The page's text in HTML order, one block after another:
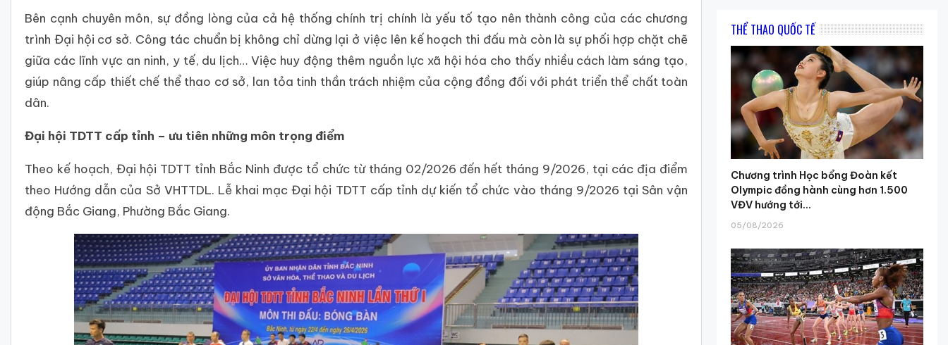
Bên cạnh chuyên môn, sự đồng lòng của cả hệ thống chính trị chính là yếu tố tạo nên thành công của các chương
trình Đại hội cơ sở. Công tác chuẩn bị không chỉ dừng lại ở việc lên kế hoạch thi đấu mà còn là sự phối hợp chặt chẽ
giữa các lĩnh vực an ninh, y tế, du lịch… Việc huy động thêm nguồn lực xã hội hóa cho thấy nhiều cách làm sáng tạo,
giúp nâng cấp thiết chế thể thao cơ sở, lan tỏa tinh thần trách nhiệm của cộng đồng đối với phát triển thể chất toàn
dân.
Đại hội TDTT cấp tỉnh – ưu tiên những môn trọng điểm
Theo kế hoạch, Đại hội TDTT tỉnh Bắc Ninh được tổ chức từ tháng 02/2026 đến hết tháng 9/2026, tại các địa điểm
theo Hướng dẫn của Sở VHTTDL. Lễ khai mạc Đại hội TDTT cấp tỉnh dự kiến tổ chức vào tháng 9/2026 tại Sân vận
động Bắc Giang, Phường Bắc Giang.
THỂ THAO QUỐC TẾ
Chương trình Học bổng Đoàn kết
Olympic đồng hành cùng hơn 1.500
VĐV hướng tới...
05/08/2026